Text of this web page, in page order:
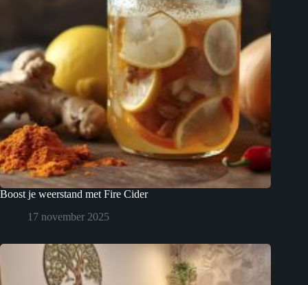
Boost je weerstand met Fire Cider
17 november 2025